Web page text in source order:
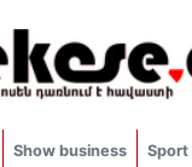
Show business Sport